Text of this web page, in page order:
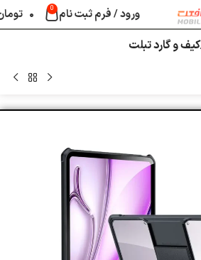
ورود / فرم ثبت نام 0 ۰
کیف و گارد تبلت